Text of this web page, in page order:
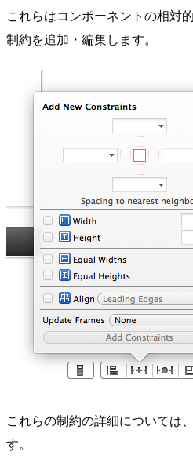
これらはコンポーネントの相対
制約を追加・編集します。
これらの制約の詳細については
す。